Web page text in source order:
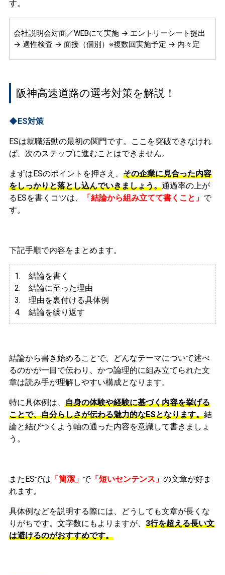
す。
会社説明会対面／WEBにて実施 → エントリーシート提出
→ 適性検査 → 面接（個別）※複数回実施予定 → 内々定
阪神高速道路の選考対策を解説！
◆ES対策
ESは就職活動の最初の関門です。ここを突破できなけれ
ば、次のステップに進むことはできません。
まずはESのポイントを押さえ、 その企業に見合った内容
をしっかりと落とし込んでいきましょう。通過率の上が
るESを書くコツは、
「結論から組み立てて書くこと」 で
す。
下記手順で内容をまとめます。
1. 結論を書く
2. 結論に至った理由
3. 理由を裏付ける具体例
4. 結論を繰り返す
結論から書き始めることで、どんなテーマについて述べ
るのかが一目で伝わり、かつ論理的に組み立てられた文
章は読み手が理解しやすい構成となります。
特に具体例は、 自身の体験や経験に基づく内容を挙げる
ことで、自分らしさが伝わる魅力的なESとなります。結
論と結びつくよう軸の通った内容を意識して書きましょ
う。
またESでは 「簡潔」 で「短いセンテンス」 の文章が好ま
れます。
具体例などを説明する際には、どうしても文章が長くな
りがちです。文字数にもよりますが、 3行を超える長い文
は避けるのがおすすめです。